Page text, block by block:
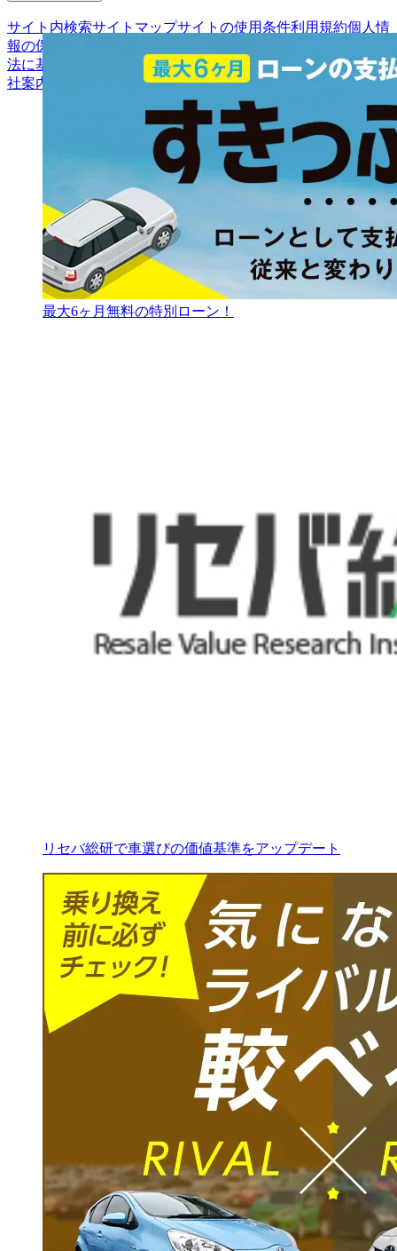
サイト内検索サイトマップサイトの使用条件利用規約個人情
報の保護について
法に基づく表示
アフィリエイトパートナー募集お客様の声会
社案内
最大6ヶ月無料の特別ローン！
リセバ総研で車選びの価値基準をアップデート